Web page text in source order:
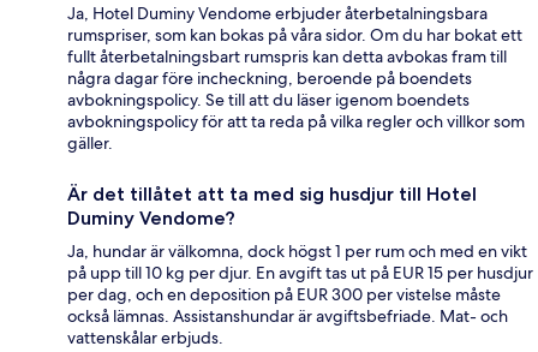
Ja, Hotel Duminy Vendome erbjuder återbetalningsbara
rumspriser, som kan bokas på våra sidor. Om du har bokat ett
fullt återbetalningsbart rumspris kan detta avbokas fram till
några dagar före incheckning, beroende på boendets
avbokningspolicy. Se till att du läser igenom boendets
avbokningspolicy för att ta reda på vilka regler och villkor som
gäller.
Är det tillåtet att ta med sig husdjur till Hotel
Duminy Vendome?
Ja, hundar är välkomna, dock högst 1 per rum och med en vikt
på upp till 10 kg per djur. En avgift tas ut på EUR 15 per husdjur
per dag, och en deposition på EUR 300 per vistelse måste
också lämnas. Assistanshundar är avgiftsbefriade. Mat- och
vattenskålar erbjuds.